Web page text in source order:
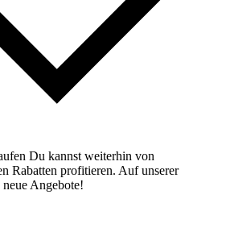
Du kannst weiterhin von
Rabatten profitieren. Auf unserer
Angebote!